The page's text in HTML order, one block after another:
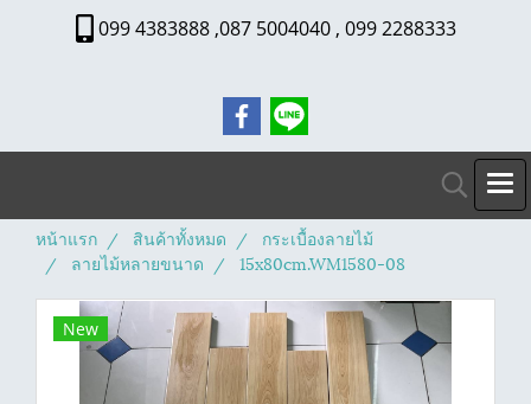
099 4383888 ,087 5004040 , 099 2288333
หน้าแรก สินค้าทั้งหมด
กระเบื้องลายไม้
ลายไม้หลายขนาด
15x80cm.WM1580-08
New